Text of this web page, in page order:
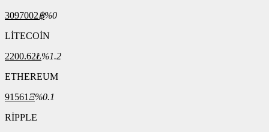
3097002฿%0
LİTECOİN
2200.62Ł%1.2
ETHEREUM
91561Ξ%0.1
RİPPLE